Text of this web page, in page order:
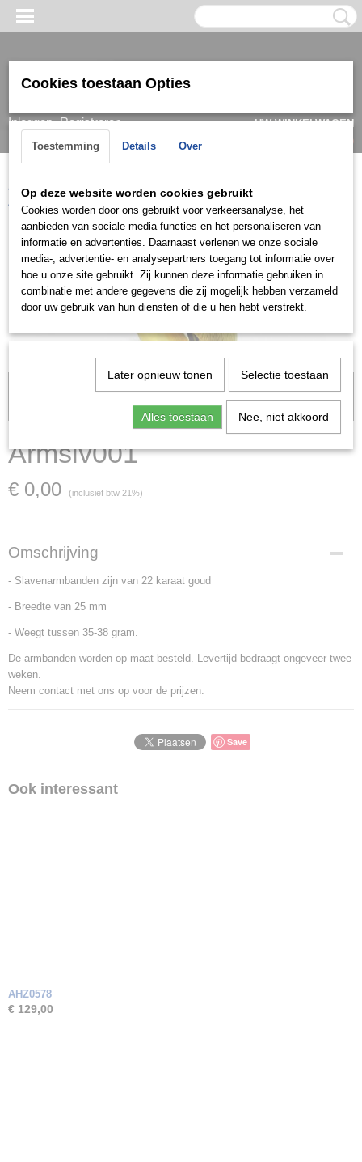
Inloggen Registreren
UW WINKELWAGEN
(0)
Home > Armband > Dames Goud/ witgoud >
22 krt
Let op: het kan voorkomen dat het product onlangs in de zaak is
verkocht; in dat geval nemen wij contact met u op.
Armslv001
€ 0,00 (inclusief btw 21%)
Omschrijving
- Slavenarmbanden zijn van 22 karaat goud
- Breedte van 25 mm
- Weegt tussen 35-38 gram.
De armbanden worden op maat besteld. Levertijd bedraagt ongeveer twee
weken.
Neem contact met ons op voor de prijzen.
Save
Ook interessant
AHZ0578
€ 129,00
Cookies toestaan Opties
Toestemming Details Over
Op deze website worden cookies gebruikt
Cookies worden door ons gebruikt voor verkeersanalyse, het
aanbieden van sociale media-functies en het personaliseren van
informatie en advertenties. Daarnaast verlenen we onze sociale
media-, advertentie- en analysepartners toegang tot informatie over
hoe u onze site gebruikt. Zij kunnen deze informatie gebruiken in
combinatie met andere gegevens die zij mogelijk hebben verzameld
door uw gebruik van hun diensten of die u hen hebt verstrekt.
Later opnieuw tonen Selectie toestaan
Alles toestaan Nee, niet akkoord